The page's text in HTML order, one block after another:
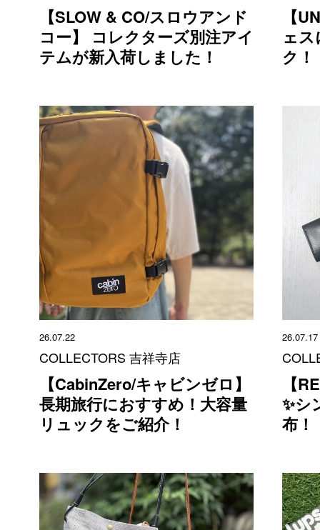
【SLOW & CO/スロウアンド
コー】 コレクターズ別注アイ
テムが新入荷しました！
【
ェ
ク！
26.07.22
COLLECTORS 吉祥寺店
【CabinZero/キャビンゼロ】
長期旅行におすすめ！大容量
リュックをご紹介！
26.07.17
【
✨シ
布！